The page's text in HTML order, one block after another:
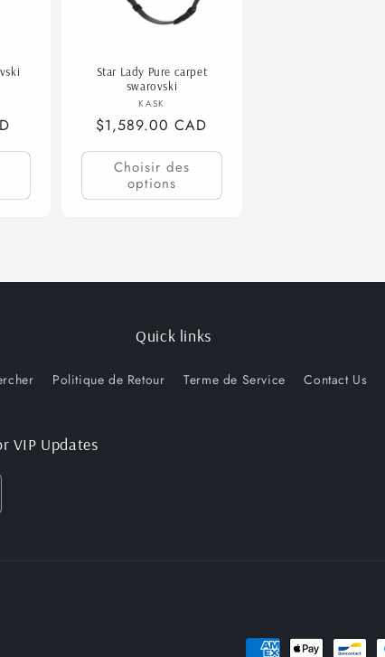
:
Star Lady Pure carpet
swarovski
Fournisseur :
KASK
Prix
habituel
$1,589.00 CAD
Choisir des
options
Quick links
Politique de Retour Terme de Service Contact Us
VIP Updates
Moyens